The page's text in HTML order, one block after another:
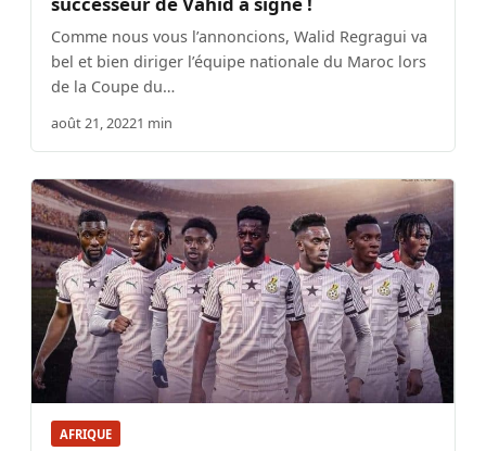
Comme nous vous l’annoncions, Walid Regragui va
bel et bien diriger l’équipe nationale du Maroc lors
de la Coupe du…
août 21, 20221 min
AFRIQUE